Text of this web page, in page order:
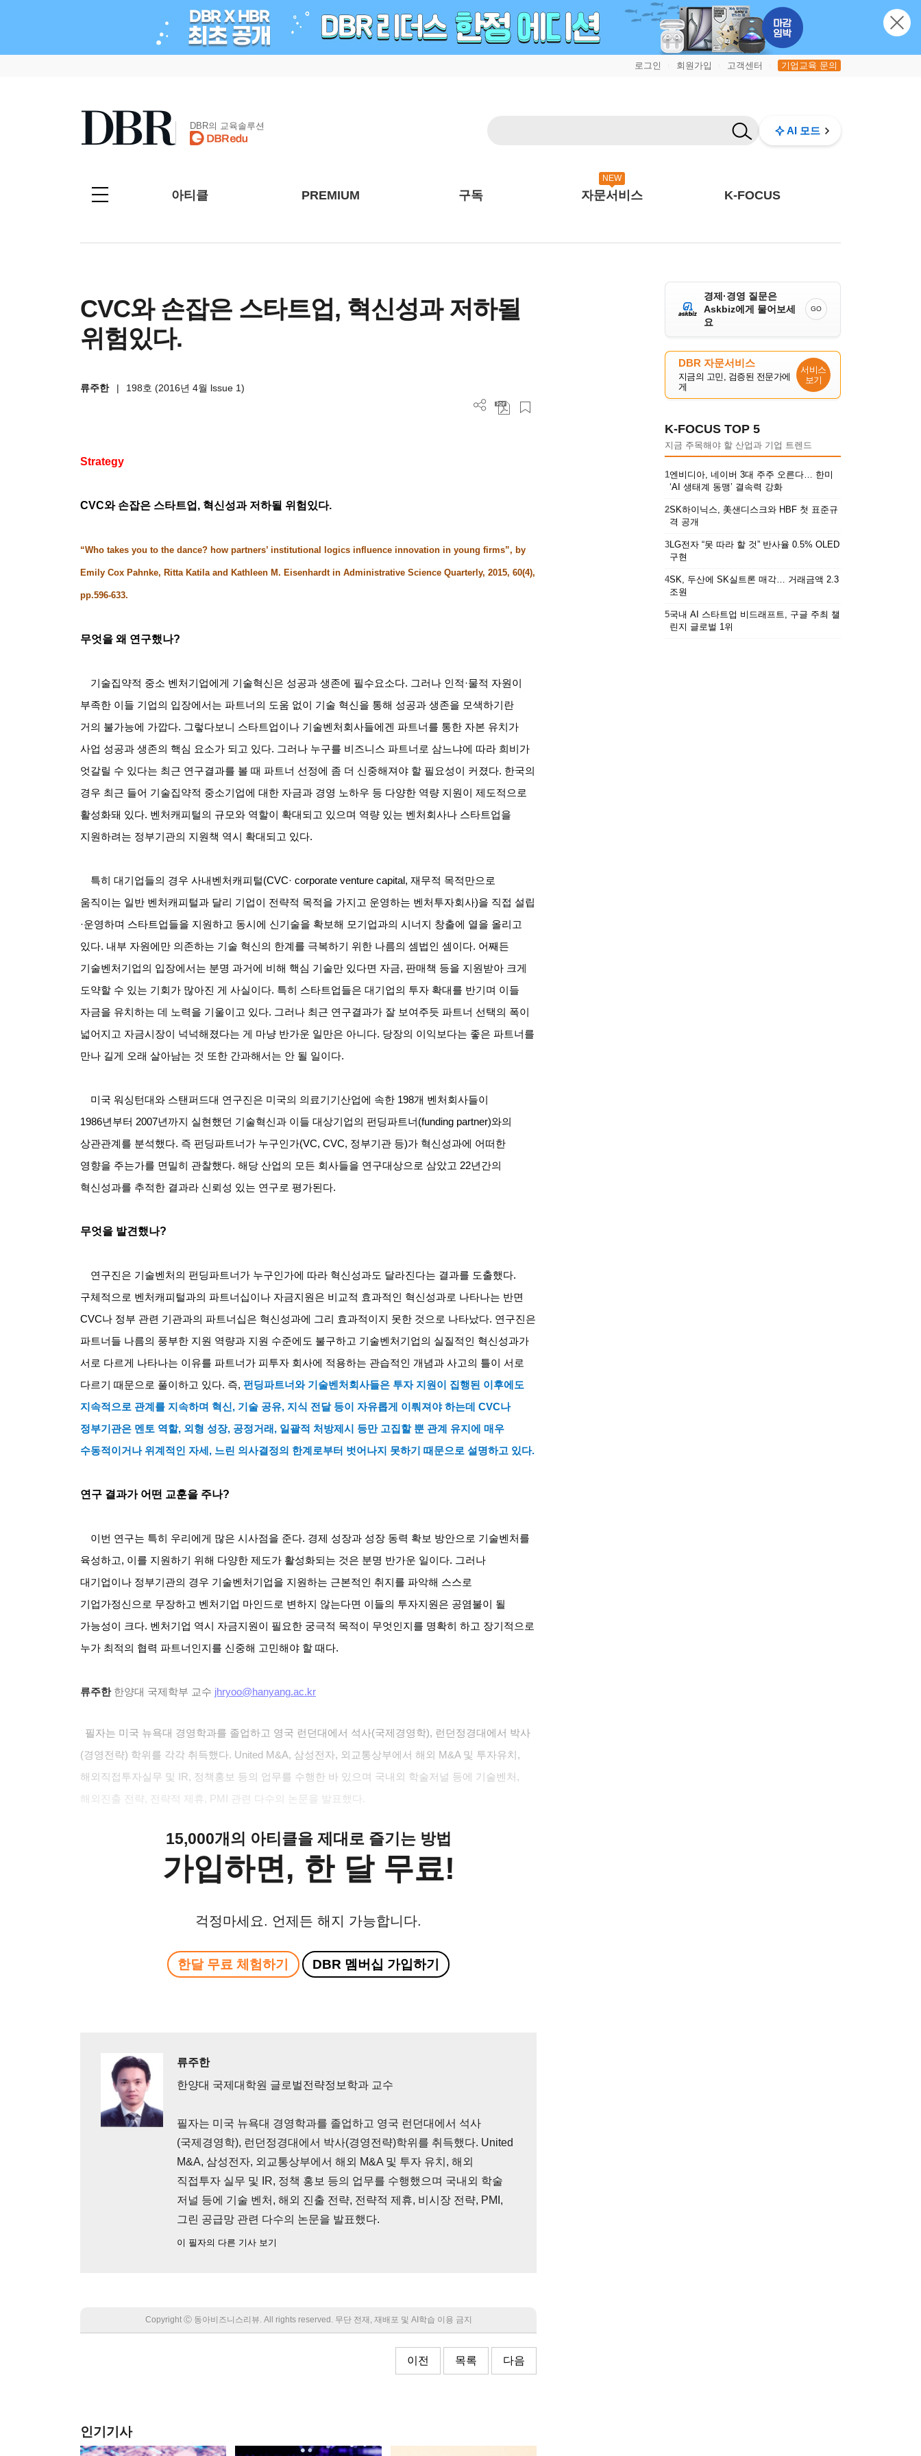
로그인 회원가입 고객센터 기업교육 문의
DBR의 교육솔루션 AI 모드
아티클 PREMIUM 구독
NEW
자문서비스 K-FOCUS
CVC와 손잡은 스타트업, 혁신성과 저하될
위험있다.
류주한 | 198호 (2016년 4월 lssue 1)
Strategy
CVC와 손잡은 스타트업 , 혁신성과 저하될 위험있다.
“Who takes you to the dance? how partners’ institutional logics influence innovation in young firms”, by
Emily Cox Pahnke, Ritta Katila and Kathleen M. Eisenhardt in Administrative Science Quarterly, 2015, 60(4),
pp.596-633.
무엇을 왜 연구했나?
기술집약적 중소 벤처기업에게 기술혁신은 성공과 생존에 필수요소다. 그러나 인적·물적 자원이
부족한 이들 기업의 입장에서는 파트너의 도움 없이 기술 혁신을 통해 성공과 생존을 모색하기란
거의 불가능에 가깝다. 그렇다보니 스타트업이나 기술벤처회사들에겐 파트너를 통한 자본 유치가
사업 성공과 생존의 핵심 요소가 되고 있다. 그러나 누구를 비즈니스 파트너로 삼느냐에 따라 희비가
엇갈릴 수 있다는 최근 연구결과를 볼 때 파트너 선정에 좀 더 신중해져야 할 필요성이 커졌다. 한국의
경우 최근 들어 기술집약적 중소기업에 대한 자금과 경영 노하우 등 다양한 역량 지원이 제도적으로
활성화돼 있다. 벤처캐피털의 규모와 역할이 확대되고 있으며 역량 있는 벤처회사나 스타트업을
지원하려는 정부기관의 지원책 역시 확대되고 있다.
특히 대기업들의 경우 사내벤처캐피털(CVC· corporate venture capital, 재무적 목적만으로
움직이는 일반 벤처캐피털과 달리 기업이 전략적 목적을 가지고 운영하는 벤처투자회사)을 직접 설립
·운영하며 스타트업들을 지원하고 동시에 신기술을 확보해 모기업과의 시너지 창출에 열을 올리고
있다. 내부 자원에만 의존하는 기술 혁신의 한계를 극복하기 위한 나름의 셈법인 셈이다. 어째든
기술벤처기업의 입장에서는 분명 과거에 비해 핵심 기술만 있다면 자금, 판매책 등을 지원받아 크게
도약할 수 있는 기회가 많아진 게 사실이다. 특히 스타트업들은 대기업의 투자 확대를 반기며 이들
자금을 유치하는 데 노력을 기울이고 있다. 그러나 최근 연구결과가 잘 보여주듯 파트너 선택의 폭이
넓어지고 자금시장이 넉넉해졌다는 게 마냥 반가운 일만은 아니다. 당장의 이익보다는 좋은 파트너를
만나 길게 오래 살아남는 것 또한 간과해서는 안 될 일이다.
미국 워싱턴대와 스탠퍼드대 연구진은 미국의 의료기기산업에 속한198개 벤처회사들이
1986년부터 2007년까지 실현했던 기술혁신과 이들 대상기업의 펀딩파트너(funding partner)와의
상관관계를 분석했다. 즉 펀딩파트너가 누구인가(VC, CVC, 정부기관 등)가 혁신성과에 어떠한
영향을 주는가를 면밀히 관찰했다. 해당 산업의 모든 회사들을 연구대상으로 삼았고 22년간의
혁신성과를 추적한 결과라 신뢰성 있는 연구로 평가된다.
무엇을 발견했나?
연구진은 기술벤처의 펀딩파트너가 누구인가에 따라 혁신성과도 달라진다는 결과를 도출했다.
구체적으로 벤처캐피털과의 파트너십이나 자금지원은 비교적 효과적인 혁신성과로 나타나는 반면
CVC나 정부 관련 기관과의 파트너십은 혁신성과에 그리 효과적이지 못한 것으로 나타났다. 연구진은
파트너들 나름의 풍부한 지원 역량과 지원 수준에도 불구하고 기술벤처기업의 실질적인 혁신성과가
서로 다르게 나타나는 이유를 파트너가 피투자 회사에 적용하는 관습적인 개념과 사고의 틀이 서로
다르기 때문으로 풀이하고 있다. 즉, 펀딩파트너와 기술벤처회사들은 투자 지원이 집행된 이후에도
지속적으로 관계를 지속하며 혁신, 기술 공유, 지식 전달 등이 자유롭게 이뤄져야 하는데 CVC나
정부기관은 멘토 역할, 외형 성장, 공정거래, 일괄적 처방제시 등만 고집할 뿐 관계 유지에 매우
수동적이거나 위계적인 자세, 느린 의사결정의 한계로부터 벗어나지 못하기 때문으로 설명하고 있다.
연구 결과가 어떤 교훈을 주나?
이번 연구는 특히 우리에게 많은 시사점을 준다. 경제 성장과 성장 동력 확보 방안으로 기술벤처를
육성하고, 이를 지원하기 위해 다양한 제도가 활성화되는 것은 분명 반가운 일이다. 그러나
대기업이나 정부기관의 경우 기술벤처기업을 지원하는 근본적인 취지를 파악해 스스로
기업가정신으로 무장하고 벤처기업 마인드로 변하지 않는다면 이들의 투자지원은 공염불이 될
가능성이 크다. 벤처기업 역시 자금지원이 필요한 궁극적 목적이 무엇인지를 명확히 하고 장기적으로
누가 최적의 협력 파트너인지를 신중해 고민해야 할 때다.
류주한 한양대 국제학부 교수 jhryoo@hanyang.ac.kr
필자는 미국 뉴욕대 경영학과를 졸업하고 영국 런던대에서 석사(국제경영학), 런던정경대에서 박사
(경영전략) 학위를 각각 취득했다. United M&A, 삼성전자, 외교통상부에서 해외 M&A 및 투자유치,
해외직접투자실무 및 IR, 정책홍보 등의 업무를 수행한 바 있으며 국내외 학술저널 등에 기술벤처,
해외진출 전략
전략적 제휴 , PMI 관련 다수의 논문을 발표했다
15,000개의 아티클을 제대로 즐기는 방법
가입하면, 한 달 무료!
걱정마세요. 언제든 해지 가능합니다.
한달 무료 체험하기 DBR 멤버십 가입하기
류주한
한양대 국제대학원 글로벌전략정보학과 교수
필자는 미국 뉴욕대 경영학과를 졸업하고 영국 런던대에서 석사
(국제경영학), 런던정경대에서 박사(경영전략)학위를 취득했다. United
M&A, 삼성전자, 외교통상부에서 해외 M&A 및 투자 유치, 해외
직접투자 실무 및 IR, 정책 홍보 등의 업무를 수행했으며 국내외 학술
저널 등에 기술 벤처, 해외 진출 전략, 전략적 제휴, 비시장 전략, PMI,
그린 공급망 관련 다수의 논문을 발표했다.
이 필자의 다른 기사 보기
Copyright Ⓒ 동아비즈니스리뷰. All rights reserved. 무단 전재, 재배포 및 AI학습 이용 금지
이전 목록 다음
인기기사
경제·경영 질문은
Askbiz에게 물어보세
요
GO
DBR 자문서비스
지금의 고민, 검증된 전문가에
게
서비스
보기
K-FOCUS TOP 5
지금 주목해야 할 산업과 기업 트렌드
1엔비디아, 네이버 3대 주주 오른다… 한미
‘AI 생태계 동맹’ 결속력 강화
2SK하이닉스, 美샌디스크와 HBF 첫 표준규
격 공개
3LG전자 “못 따라 할 것” 반사율 0.5% OLED
구현
4SK, 두산에 SK실트론 매각… 거래금액 2.3
조원
5국내 AI 스타트업 비드래프트, 구글 주최 챌
린지 글로벌 1위